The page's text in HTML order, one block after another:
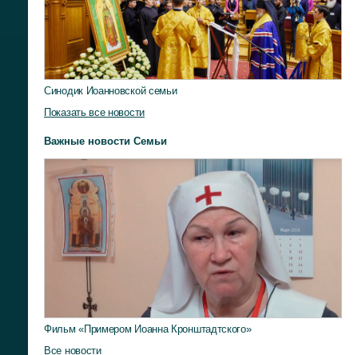
Синодик Иоанновской семьи
Показать все новости
Важные новости Семьи
Фильм «Примером Иоанна Кронштадтского»
Все новости